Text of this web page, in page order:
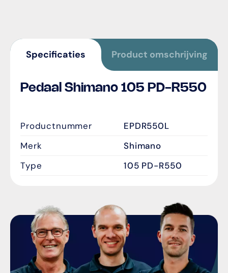
Specificaties Product omschrijving
Pedaal Shimano 105 PD-R550
Productnummer
EPDR550L
Merk
Shimano
Type
105 PD-R550